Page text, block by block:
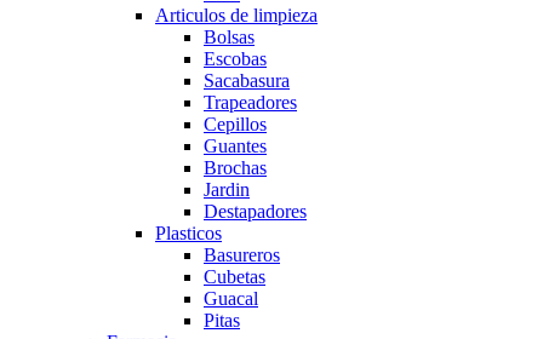
Articulos de limpieza
Bolsas
Escobas
Sacabasura
Trapeadores
Cepillos
Guantes
Brochas
Jardin
Destapadores
Plasticos
Basureros
Cubetas
Guacal
Pitas